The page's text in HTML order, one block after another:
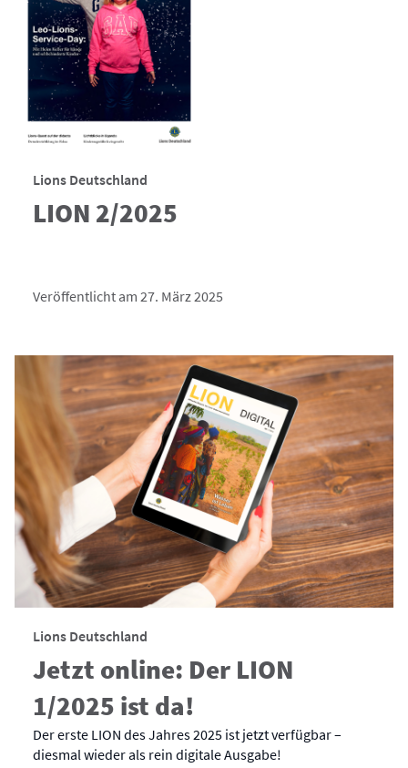
Lions Deutschland
LION 2/2025
Veröffentlicht am 27. März 2025
Lions Deutschland
Jetzt online: Der LION
1/2025 ist da!
Der erste LION des Jahres 2025 ist jetzt verfügbar –
diesmal wieder als rein digitale Ausgabe!